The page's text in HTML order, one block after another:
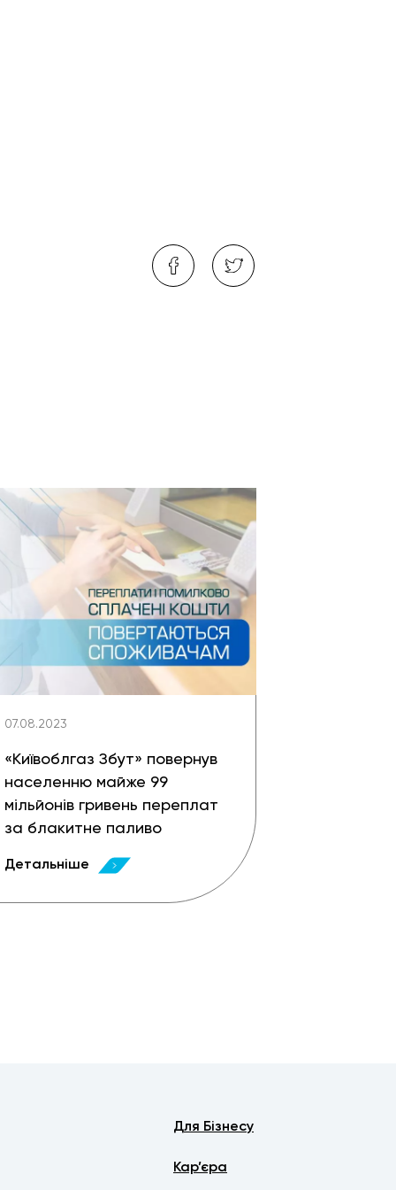
07.08.2023
«Київоблгаз Збут» повернув
населенню майже 99
мільйонів гривень переплат
за блакитне паливо
Детальніше
Для Бізнесу
Кар’єра